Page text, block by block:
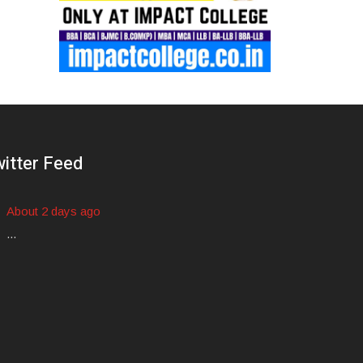
Feed
About 2 days ago
...